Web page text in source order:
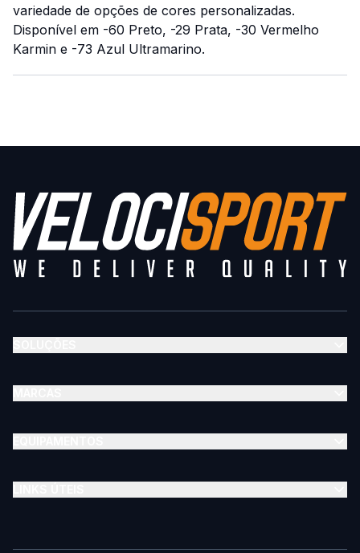
variedade de opções de cores personalizadas.
Disponível em -60 Preto, -29 Prata, -30 Vermelho
Karmin e -73 Azul Ultramarino.